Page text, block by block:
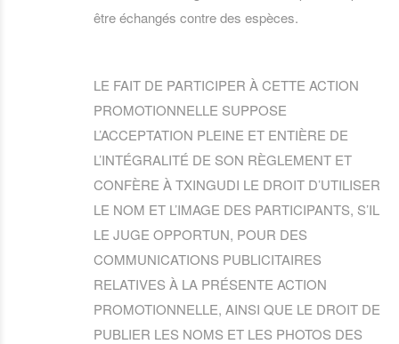
être échangés contre des espèces.
LE FAIT DE PARTICIPER À CETTE ACTION
PROMOTIONNELLE SUPPOSE
L’ACCEPTATION PLEINE ET ENTIÈRE DE
L’INTÉGRALITÉ DE SON RÈGLEMENT ET
CONFÈRE À TXINGUDI LE DROIT D’UTILISER
LE NOM ET L’IMAGE DES PARTICIPANTS, S’IL
LE JUGE OPPORTUN, POUR DES
COMMUNICATIONS PUBLICITAIRES
RELATIVES À LA PRÉSENTE ACTION
PROMOTIONNELLE, AINSI QUE LE DROIT DE
PUBLIER LES NOMS ET LES PHOTOS DES